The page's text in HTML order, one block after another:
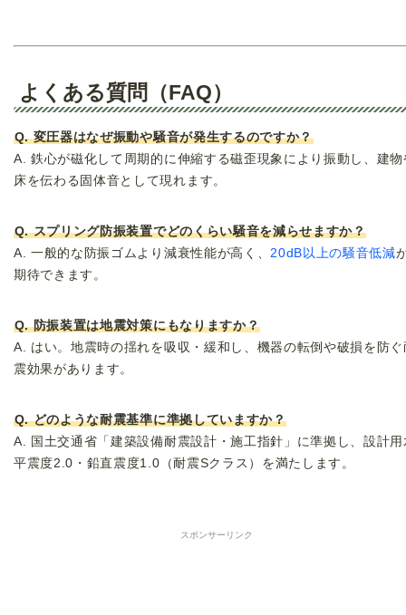
よくある質問（FAQ）
Q. 変圧器はなぜ振動や騒音が発生するのですか？
A. 鉄心が磁化して周期的に伸縮する磁歪現象により振動し、建物
床を伝わる固体音として現れます。
Q. スプリング防振装置でどのくらい騒音を減らせますか？
A. 一般的な防振ゴムより減衰性能が高く、 20dB以上の騒音低減
期待できます。
Q. 防振装置は地震対策にもなりますか？
A. はい。地震時の揺れを吸収・緩和し、機器の転倒や破損を防ぐ
震効果があります。
Q. どのような耐震基準に準拠していますか？
A. 国土交通省「建築設備耐震設計・施工指針」に準拠し、設計用
平震度2.0・鉛直震度1.0（耐震Sクラス）を満たします。
スポンサーリンク